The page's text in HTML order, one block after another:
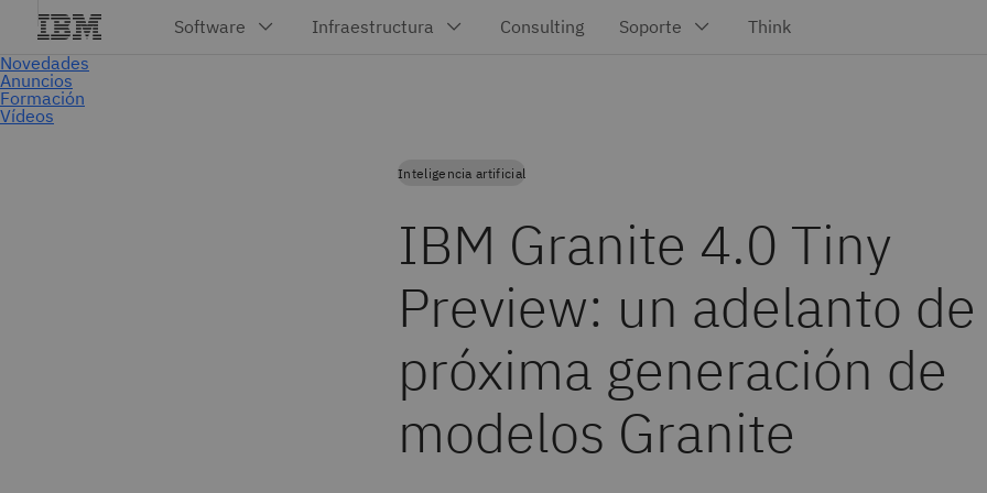
Inteligencia artificial
IBM Granite 4.0 Tiny
Preview: un adelanto
próxima generación de
modelos Granite